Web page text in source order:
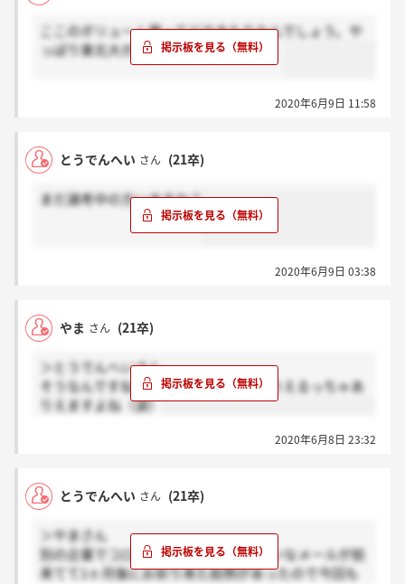
ここのボリューム層ってどのあたりなんでしょう。や
っぱり東北大が多いとは思いますが、、
2020年6月9日 11:58
とうでんへい さん (21卒)
まだ選考中の方いますか？
2020年6月9日 03:38
やま さん (21卒)
＞とうでんへいさん
そうなんですね…！その可能性ももありえるっちゃあ
りえますよね（涙）
2020年6月8日 23:32
とうでんへい さん (21卒)
＞やまさん
別の企業でコロナなどで遅れてるみたいなメールが前
来てて1ヶ月後にお祈り来た前例があったので今回も